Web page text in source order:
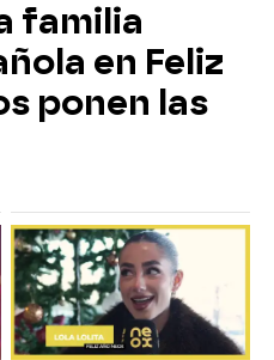
familia
en Feliz
ponen las